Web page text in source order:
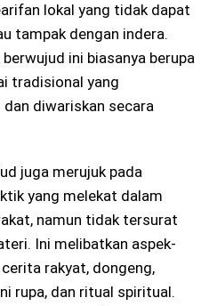
lokal yang tidak dapat
tampak dengan indera.
ini biasanya berupa
tradisional yang
diwariskan secara
juga merujuk pada
yang melekat dalam
namun tidak tersurat
Ini melibatkan aspek-
rakyat, dongeng,
rupa, dan ritual spiritual.